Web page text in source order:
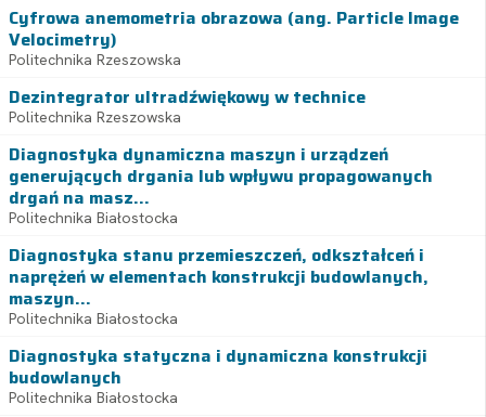
Cyfrowa anemometria obrazowa (ang. Particle Image
Velocimetry)
Politechnika Rzeszowska
Dezintegrator ultradźwiękowy w technice
Politechnika Rzeszowska
Diagnostyka dynamiczna maszyn i urządzeń
generujących drgania lub wpływu propagowanych
drgań na masz...
Politechnika Białostocka
Diagnostyka stanu przemieszczeń, odkształceń i
naprężeń w elementach konstrukcji budowlanych,
maszyn...
Politechnika Białostocka
Diagnostyka statyczna i dynamiczna konstrukcji
budowlanych
Politechnika Białostocka